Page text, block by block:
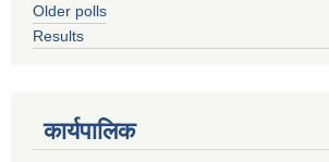
Older polls
Results
कार्यपालिक